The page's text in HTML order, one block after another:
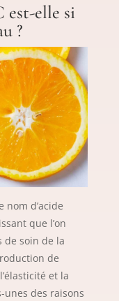
est-elle si
?
nom d’acide
que l’on
de soin de la
de
et la
unes des raisons